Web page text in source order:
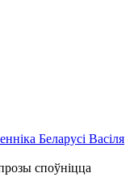
Беларусі Васіля
споўніцца